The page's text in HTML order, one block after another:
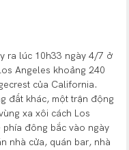
ra lúc 10h33 ngày 4/7 ở
Angeles khoảng 240
của California.
đất khác, một trận động
xa xôi cách Los
phía đông bắc vào ngày
nhà cửa, quán bar, nhà